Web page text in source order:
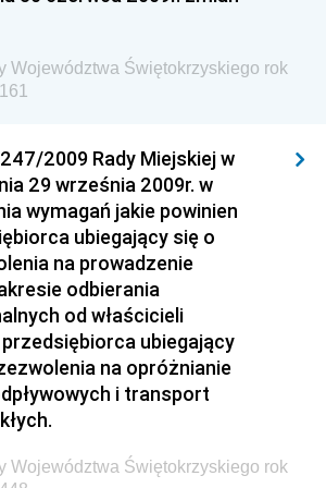
Urzędu Lotnictwa Cywilnego
Ministerstwa Hutnictwa i
Ministerstwa Zdrowia i Opieki
Ministerstwa Rolnictwa, Leśnictwa
Ministra Spraw Wewnętrznych
Ministra Transportu, Budownictwa
Ministra Administracji i Cyfryzacji
Województwa Świętokrzyskiego rok
2009 Rady Miejskiej w
29 września 2009r. w
wymagań jakie powinien
ubiegający się o
na prowadzenie
odbierania
od właścicieli
ubiegający
na opróżnianie
i transport
Województwa Świętokrzyskiego rok